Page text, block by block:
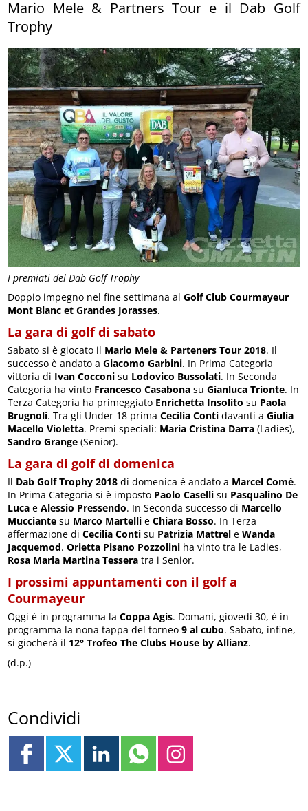
I premiati del Dab Golf Trophy
Mario Mele & Partners Tour e il Dab Golf
Trophy
Doppio impegno nel fine settimana alGolf Club Courmayeur
Mont Blanc et Grandes Jorasses.
La gara di golf di sabato
Sabato si è giocato il Mario Mele & Parteners Tour 2018. Il
successo è andato aGiacomo Garbini. In Prima Categoria
vittoria di Ivan Cocconi su Lodovico Bussolati. In Seconda
Categoria ha vinto Francesco Casabona suGianluca Trionte. In
Terza Categoria ha primeggiato Enrichetta Insolito su Paola
Brugnoli. Tra gli Under 18 primaCecilia Conti davanti aGiulia
Macello Violetta. Premi speciali: Maria Cristina Darra (Ladies),
Sandro Grange (Senior).
La gara di golf di domenica
Il Dab Golf Trophy 2018 di domenica è andato a Marcel Comé.
In Prima Categoria si è imposto Paolo Caselli su Pasqualino De
Luca eAlessio Pressendo. In Seconda successo di Marcello
Mucciante su Marco Martelli eChiara Bosso. In Terza
affermazione diCecilia Conti su Patrizia Mattrel eWanda
Jacquemod.Orietta Pisano Pozzolini ha vinto tra le Ladies,
Rosa Maria Martina Tessera tra i Senior.
I prossimi appuntamenti con il golf a
Courmayeur
Oggi è in programma laCoppa Agis. Domani, giovedì 30, è in
programma la nona tappa del torneo9 al cubo. Sabato, infine,
si giocherà il 12° Trofeo The Clubs House by Allianz.
(d.p.)
Condividi